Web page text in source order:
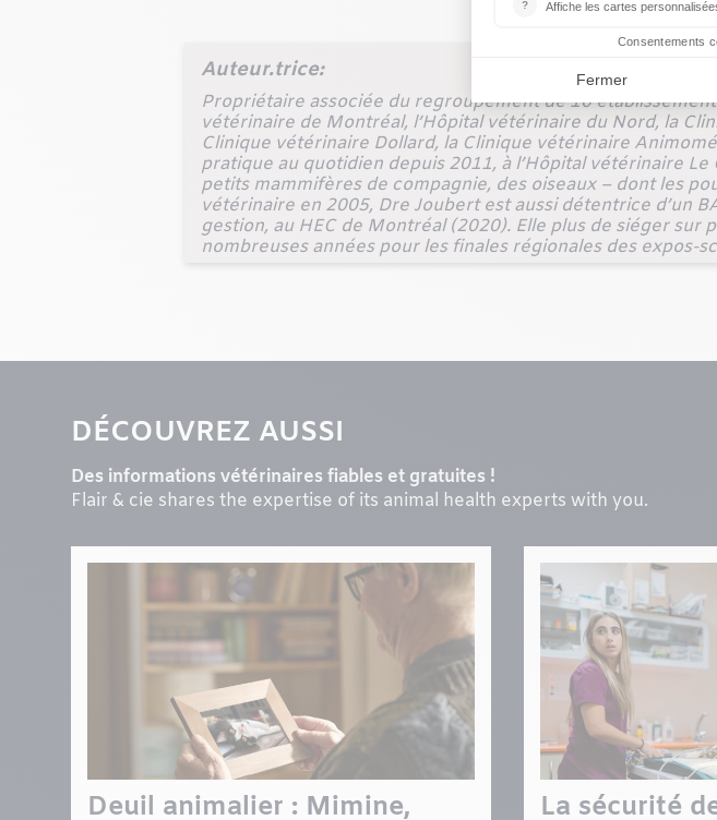
Auteur.trice:
Propriétaire associée du regroupement de 10
vétérinaire de Montréal, l’Hôpital vétérinaire du Nord, la
Clinique vétérinaire Dollard, la Clinique vétérinaire
pratique au quotidien depuis 2011, à l’Hôpital vétérinaire
petits mammifères de compagnie, des oiseaux – dont les
vétérinaire en 2005, Dre Joubert est aussi détentrice d’un
gestion, au HEC de Montréal (2020). Elle plus de siéger
nombreuses années pour les finales régionales des expos-
DÉCOUVREZ AUSSI
Des informations vétérinaires fiables et gratuites !
Flair & cie shares the expertise of its animal health experts with you.
Deuil animalier : Mimine,
La sécurité